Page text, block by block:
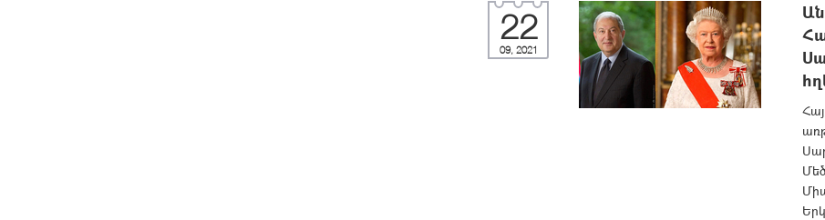
22
09, 2021